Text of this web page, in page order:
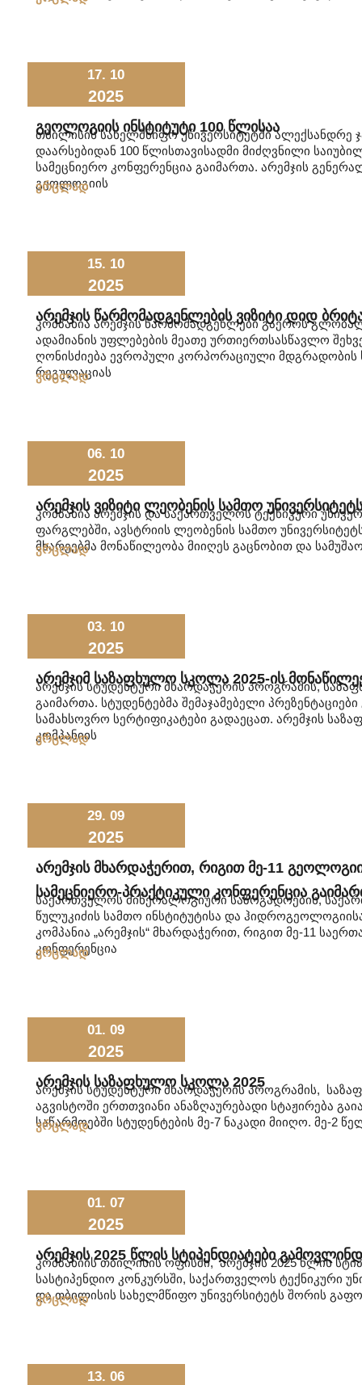
17. 10
2025
Გეოლოგიის Ინსტიტუტი 100 Წლისაა
თბილისის სახელმწიფო უნივერსიტეტში ალექსანდრე
დაარსებიდან 100 წლისთავისადმი მიძღვნილი
სამეცნიერო კონფერენცია გაიმართა. არემჯის
გეოლოგიის
ვრცლად
15. 10
2025
Არემჯის Წარმომადგენლების Ვიზიტი Დიდ
კომპანია არემჯის წარმომადგენლები გაეროს
ადამიანის უფლებების მეათე ურთიერთსასწავლო
ღონისძიება ევროპული კორპორაციული მდგრადობის
რეგულაციას
ვრცლად
06. 10
2025
Არემჯის Ვიზიტი Ლეობენის Სამთო
კომპანია არემჯის და საქართველოს ტექნიკური
ფარგლებში, ავსტრიის ლეობენის სამთო
მხარეებმა მონაწილეობა მიიღეს გაცნობით და
ვრცლად
03. 10
2025
Არემჯიმ Საზაფხულო Სკოლა 2025-Ის
არემჯის სტუდენტური მხარდაჭერის პროგრამის,
გაიმართა. სტუდენტებმა შემაჯამებელი
სამახსოვრო სერტიფიკატები გადაეცათ. არემჯის
კომპანიის
ვრცლად
29. 09
2025
Არემჯის Მხარდაჭერით, Რიგით Მე-11
Სამეცნიერო-Პრაქტიკული Კონფერენცია
საქართველოს მინერალოგიური საზოგადოების,
წულუკიძის სამთო ინსტიტუტისა და
კომპანია „არემჯის“ მხარდაჭერით, რიგით მე-11
კონფერენცია
ვრცლად
01. 09
2025
Არემჯის Საზაფხულო Სკოლა 2025
არემჯის სტუდენტური მხარდაჭერის პროგრამის,
აგვისტოში ერთთვიანი ანაზღაურებადი სტაჟირება
საწარმოებში სტუდენტების მე-7 ნაკადი მიიღო. მე-2
ვრცლად
01. 07
2025
Არემჯის 2025 Წლის Სტიპენდიატები
კომპანიის თბილისის ოფისში, არემჯის 2025 წლის
სასტიპენდიო კონკურსში, საქართველოს ტექნიკური
და თბილისის სახელმწიფო უნივერსიტეტს შორის
ვრცლად
13. 06